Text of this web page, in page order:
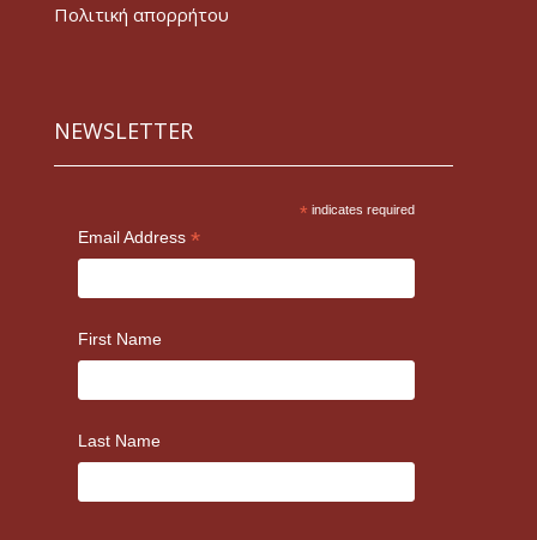
Πολιτική απορρήτου
NEWSLETTER
* indicates required
Email Address *
First Name
Last Name